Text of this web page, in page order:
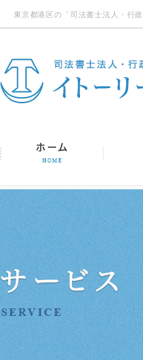
東京都港区の「司法書士法人・行